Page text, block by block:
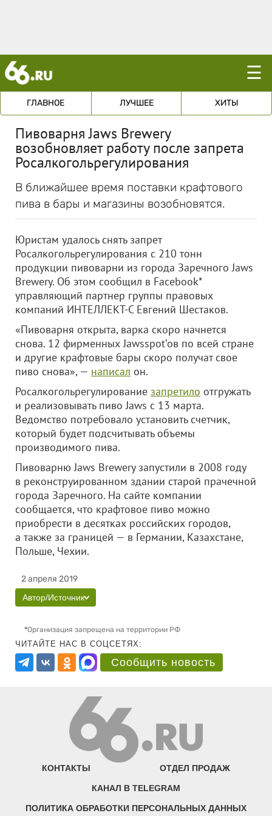
☰
ГЛАВНОЕ ЛУЧШЕЕ ХИТЫ
Пивоварня Jaws Brewery
возобновляет работу после запрета
Росалкогольрегулирования
В ближайшее время поставки крафтового
пива в бары и магазины возобновятся.
Юристам удалось снять запрет
Росалкогольрегулирования с 210 тонн
продукции пивоварни из города Заречного Jaws
Brewery. Об этом сообщил в Facebook*
управляющий партнер группы правовых
компаний ИНТЕЛЛЕКТ-С Евгений Шестаков.
«Пивоварня открыта, варка скоро начнется
снова. 12 фирменных Jawsspot’ов по всей стране
и другие крафтовые бары скоро получат свое
пиво снова», — написал он.
Росалкогольрегулирование запретило отгружать
и реализовывать пиво Jaws с 13 марта.
Ведомство потребовало установить счетчик,
который будет подсчитывать объемы
производимого пива.
Пивоварню Jaws Brewery запустили в 2008 году
в реконструированном здании старой прачечной
города Заречного. На сайте компании
сообщается, что крафтовое пиво можно
приобрести в десятках российских городов,
а также за границей — в Германии, Казахстане,
Польше, Чехии.
2 апреля 2019
Автор/Источник
*Организация запрещена на территории РФ
ЧИТАЙТЕ НАС В СОЦСЕТЯХ:
Сообщить новость
КОНТАКТЫ ОТДЕЛ ПРОДАЖ
КАНАЛ В TELEGRAM
ПОЛИТИКА ОБРАБОТКИ ПЕРСОНАЛЬНЫХ ДАННЫХ